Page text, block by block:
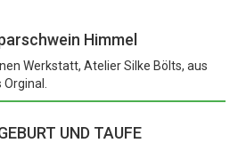
Himmel
Werkstatt, Atelier Silke Bölts, aus
UND TAUFE